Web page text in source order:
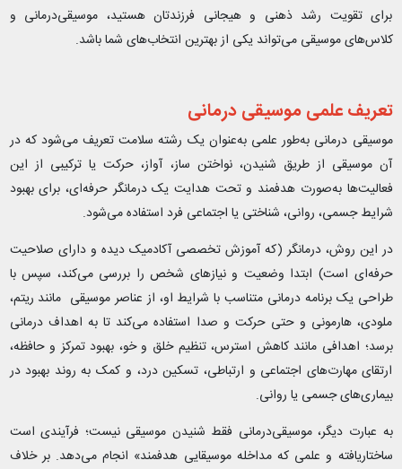
برای تقویت رشد ذهنی و هیجانی فرزندتان هستید، موسیقی‌درمانی و
کلاس‌های موسیقی می‌تواند یکی از بهترین انتخاب‌های شما باشد.
تعریف علمی موسیقی درمانی
موسیقی‌ درمانی به‌طور علمی به‌عنوان یک رشته سلامت تعریف می‌شود که در
آن موسیقی از طریق شنیدن، نواختن ساز، آواز، حرکت یا ترکیبی از این
فعالیت‌ها به‌صورت هدفمند و تحت هدایت یک درمانگر حرفه‌ای، برای بهبود
شرایط جسمی، روانی، شناختی یا اجتماعی فرد استفاده می‌شود.
در این روش، درمانگر (که آموزش تخصصی آکادمیک دیده و دارای صلاحیت
حرفه‌ای است) ابتدا وضعیت و نیازهای شخص را بررسی می‌کند، سپس با
طراحی یک برنامه درمانی متناسب با شرایط او، از عناصر موسیقی مانند ریتم،
ملودی، هارمونی و حتی حرکت و صدا استفاده می‌کند تا به اهداف درمانی
برسد؛ اهدافی مانند کاهش استرس، تنظیم خلق و خو، بهبود تمرکز و حافظه،
ارتقای مهارت‌های اجتماعی و ارتباطی، تسکین درد، و کمک به روند بهبود در
بیماری‌های جسمی یا روانی.
به عبارت دیگر، موسیقی‌درمانی فقط شنیدن موسیقی نیست؛ فرآیندی است
ساختاریافته و علمی که مداخله موسیقایی هدفمند» انجام می‌دهد. بر خلاف